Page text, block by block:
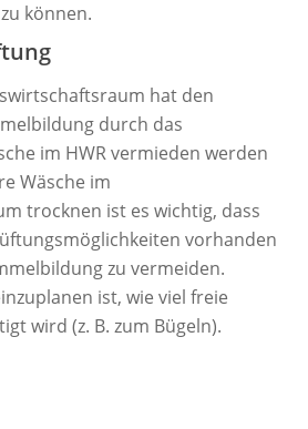
können.
hat den
durch das
im HWR vermieden werden
Wäsche im
trocknen ist es wichtig, dass
vorhanden
zu vermeiden.
ist, wie viel freie
wird (z. B. zum Bügeln).